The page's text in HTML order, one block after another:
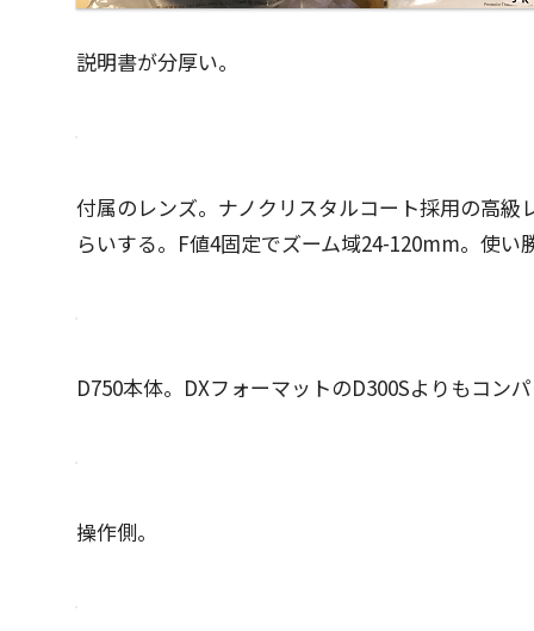
説明書が分厚い。
付属のレンズ。ナノクリスタルコート採用の高
らいする。F値4固定でズーム域24-120mm。使
D750本体。DXフォーマットのD300Sよりもコン
操作側。